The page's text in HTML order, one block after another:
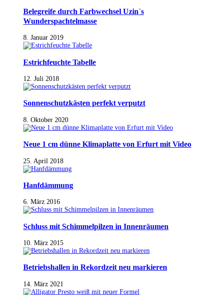
Belegreife durch Farbwechsel Uzin`s
Wunderspachtelmasse
8. Januar 2019
Estrichfeuchte Tabelle
12. Juli 2018
Sonnenschutzkästen perfekt verputzt
8. Oktober 2020
Neue 1 cm dünne Klimaplatte von Erfurt mit Video
25. April 2018
Hanfdämmung
6. März 2016
Schluss mit Schimmelpilzen in Innenräumen
10. März 2015
Betriebshallen in Rekordzeit neu markieren
14. März 2021